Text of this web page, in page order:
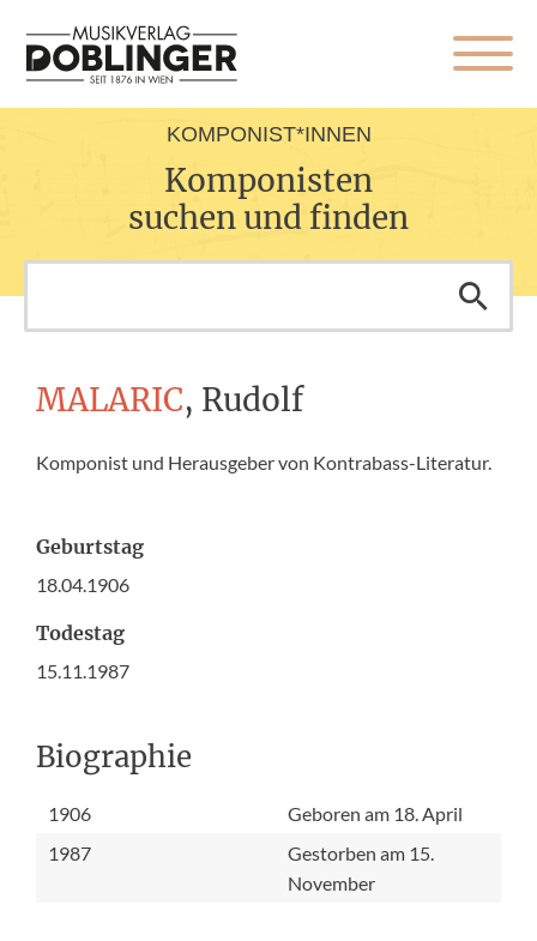
KOMPONIST*INNEN
Komponisten
suchen und finden
MALARIC, Rudolf
Komponist und Herausgeber von Kontrabass-Literatur.
Geburtstag
18.04.1906
Todestag
15.11.1987
Biographie
1906
Geboren am 18. April
1987
Gestorben am 15.
November